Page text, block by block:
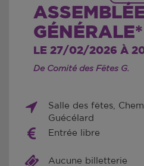
GÉNÉRALE*
LE 27/02/2026 À
De Comité des Fêtes G.
Salle des fêtes,
Guécélard
Entrée libre
Aucune billetterie